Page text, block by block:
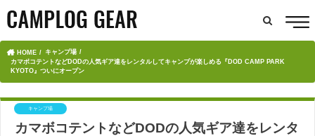
HOME
キャンプ場
カマボコテントなどDODの人気ギア達をレンタルしてキャンプが楽しめる『DOD CAMP PARK
KYOTO』ついにオープン
キャンプ場
カマボコテントなどDODの人気ギア達をレンタ